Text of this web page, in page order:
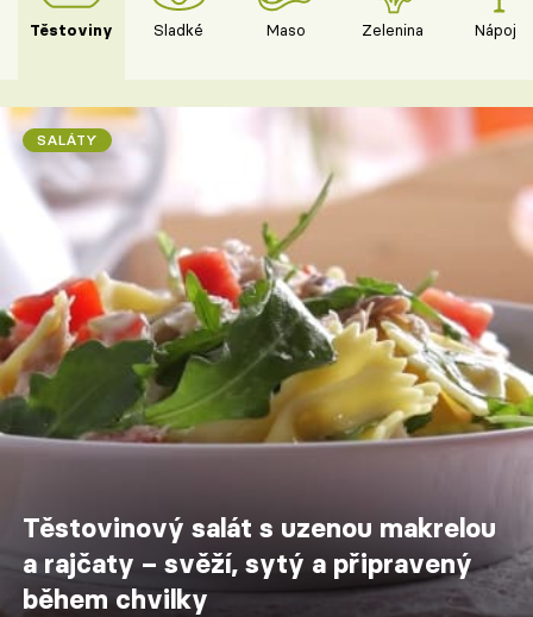
Těstoviny Sladké Maso Zelenina Nápoje
SALÁTY
Těstovinový salát s uzenou makrelou
a rajčaty – svěží, sytý a připravený
během chvilky